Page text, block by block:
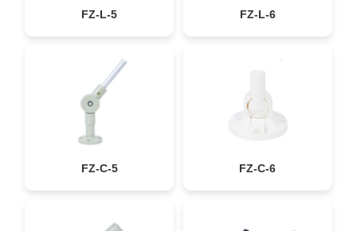
FZ-L-5 FZ-L-6
FZ-C-5 FZ-C-6